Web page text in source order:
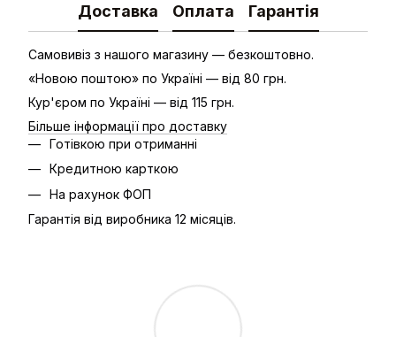
Доставка Оплата Гарантія
Самовивіз з нашого магазину — безкоштовно.
«Новою поштою» по Україні — від 80 грн.
Кур'єром по Україні — від 115 грн.
Більше інформації про доставку
Готівкою при отриманні
Кредитною карткою
На рахунок ФОП
Гарантія від виробника 12 місяців.